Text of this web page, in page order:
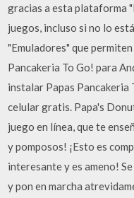
gracias a esta plataforma
juegos, incluso si no lo
"Emuladores" que
Pancakeria To Go! para
instalar Papas Pancakeria
celular gratis. Papa's
juego en línea, que te
y pomposos! ¡Esto es
interesante y es ameno!
y pon en marcha